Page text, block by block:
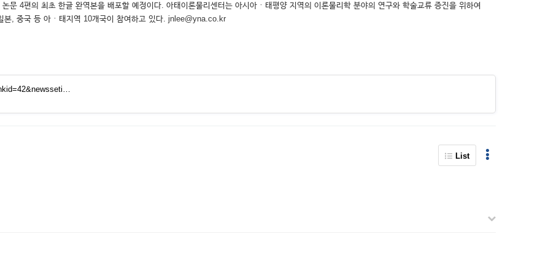
문 4편의 최초 한글 완역본을 배포할 예정이다. 아태이론물리센터는 아시아ㆍ태평양 지역의 이론물리학 분야의 연구와 학술교류 증진을 위하여
본, 중국 등 아ㆍ태지역 10개국이 참여하고 있다. jnlee@yna.co.kr
List